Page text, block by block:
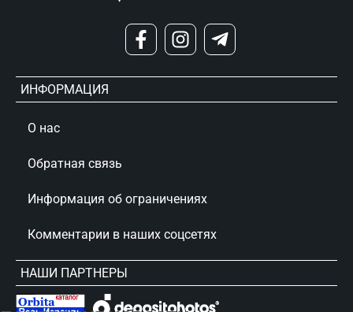
ИНФОРМАЦИЯ
О нас
Обратная связь
Информация об ограничениях
Комментарии в наших соцсетях
НАШИ ПАРТНЕРЫ